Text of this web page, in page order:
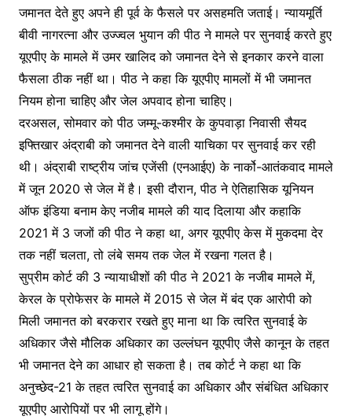
जमानत देते हुए अपने ही पूर्व के फैसले पर असहमति जताई। न्यायमूर्ति
बीवी नागरत्ना और उज्ज्वल भुयान की पीठ ने मामले पर सुनवाई करते हुए
यूएपीए के मामले में उमर खालिद को जमानत देने से इनकार करने वाला
फैसला ठीक नहीं था। पीठ ने कहा कि यूएपीए मामलों में भी जमानत
नियम होना चाहिए और जेल अपवाद होना चाहिए।
दरअसल, सोमवार को पीठ जम्मू-कश्मीर के कुपवाड़ा निवासी सैयद
इफ्तिखार अंद्राबी को जमानत देने वाली याचिका पर सुनवाई कर रही
थी। अंद्राबी राष्ट्रीय जांच एजेंसी (एनआईए) के नार्को-आतंकवाद मामले
में जून 2020 से जेल में है। इसी दौरान, पीठ ने ऐतिहासिक यूनियन
ऑफ इंडिया बनाम केए नजीब मामले की याद दिलाया और कहाकि
2021 में 3 जजों की पीठ ने कहा था, अगर यूएपीए केस में मुकदमा देर
तक नहीं चलता, तो लंबे समय तक जेल में रखना गलत है।
सुप्रीम कोर्ट की 3 न्यायाधीशों की पीठ ने 2021 के नजीब मामले में,
केरल के प्रोफेसर के मामले में 2015 से जेल में बंद एक आरोपी को
मिली जमानत को बरकरार रखते हुए माना था कि त्वरित सुनवाई के
अधिकार जैसे मौलिक अधिकार का उल्लंघन यूएपीए जैसे कानून के तहत
भी जमानत देने का आधार हो सकता है। तब कोर्ट ने कहा था कि
अनुच्छेद-21 के तहत त्वरित सुनवाई का अधिकार और संबंधित अधिकार
यूएपीए आरोपियों पर भी लागू होंगे।